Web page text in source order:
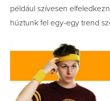
például szívesen
húztunk fel egy-egy trend